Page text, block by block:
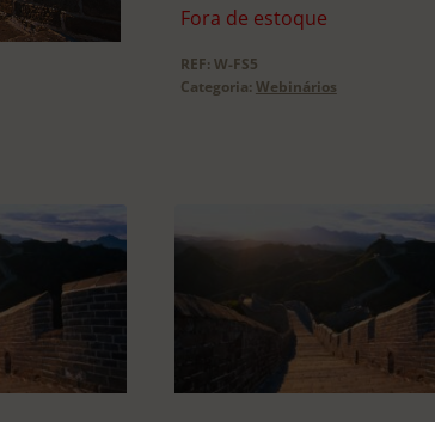
Fora de estoque
REF: W-FS5
Categoria: Webinários